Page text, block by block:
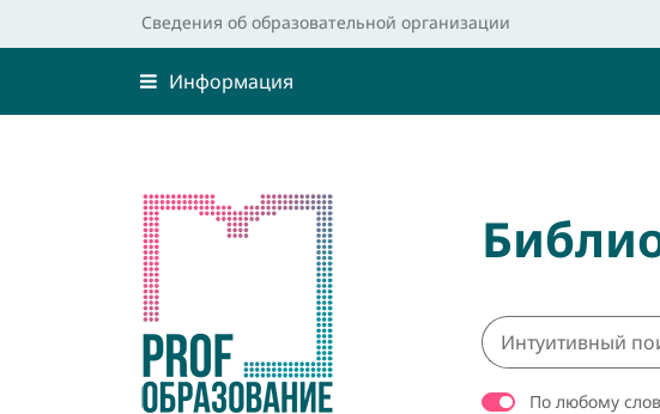
Сведения об образовательной организации
Информация
По любому